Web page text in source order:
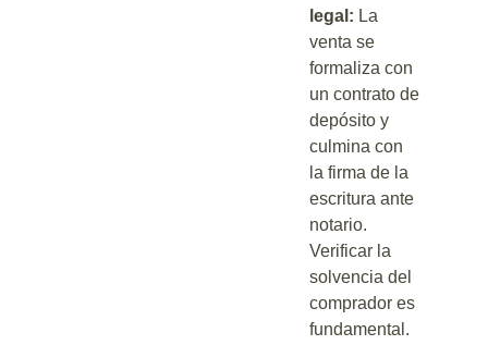
legal: La
venta se
formaliza con
un contrato de
depósito y
culmina con
la firma de la
escritura ante
notario.
Verificar la
solvencia del
comprador es
fundamental.